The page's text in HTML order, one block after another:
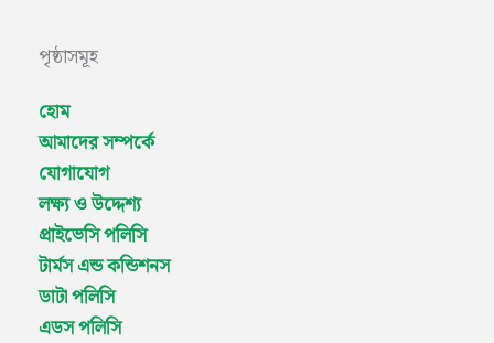
পৃষ্ঠাসমূহ
হোম
আমাদের সম্পর্কে
যোগাযোগ
লক্ষ্য ও উদ্দেশ্য
প্রাইভেসি পলিসি
টার্মস এন্ড কন্ডিশনস
ডাটা পলিসি
এডস পলিসি